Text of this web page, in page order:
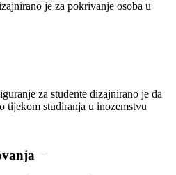
je za pokrivanje osoba u
za studente dizajnirano je da
tijekom studiranja u inozemstvu